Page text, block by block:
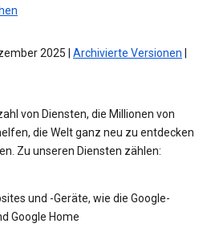
2025 | Archivierte Versionen
von Diensten, die Millionen von
die Welt ganz neu zu entdecken
Zu unseren Diensten zählen:
und -Geräte, wie die Google-
Google Home